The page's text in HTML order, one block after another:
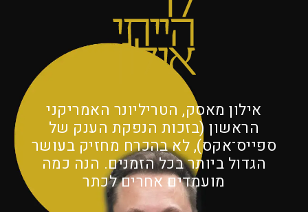
אילון מאסק, הטריליונר האמריקני
הראשון (בזכות הנפקת הענק של
ספייס־אקס), לא בהכרח מחזיק בעושר
הגדול ביותר בכל הזמנים. הנה כמה
מועמדים אחרים לכתר